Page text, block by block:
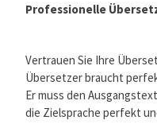
Professionelle
Vertrauen Sie Ihre
Übersetzer braucht
Er muss den
die Zielsprache perfekt